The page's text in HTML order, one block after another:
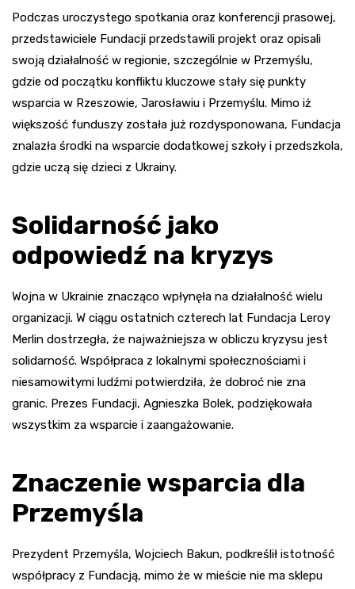
Podczas uroczystego spotkania oraz konferencji prasowej,
przedstawiciele Fundacji przedstawili projekt oraz opisali
swoją działalność w regionie, szczególnie w Przemyślu,
gdzie od początku konfliktu kluczowe stały się punkty
wsparcia w Rzeszowie, Jarosławiu i Przemyślu. Mimo iż
większość funduszy została już rozdysponowana, Fundacja
znalazła środki na wsparcie dodatkowej szkoły i przedszkola,
gdzie uczą się dzieci z Ukrainy.
Solidarność jako
odpowiedź na kryzys
Wojna w Ukrainie znacząco wpłynęła na działalność wielu
organizacji. W ciągu ostatnich czterech lat Fundacja Leroy
Merlin dostrzegła, że najważniejsza w obliczu kryzysu jest
solidarność. Współpraca z lokalnymi społecznościami i
niesamowitymi ludźmi potwierdziła, że dobroć nie zna
granic. Prezes Fundacji, Agnieszka Bolek, podziękowała
wszystkim za wsparcie i zaangażowanie.
Znaczenie wsparcia dla
Przemyśla
Prezydent Przemyśla, Wojciech Bakun, podkreślił istotność
współpracy z Fundacją, mimo że w mieście nie ma sklepu